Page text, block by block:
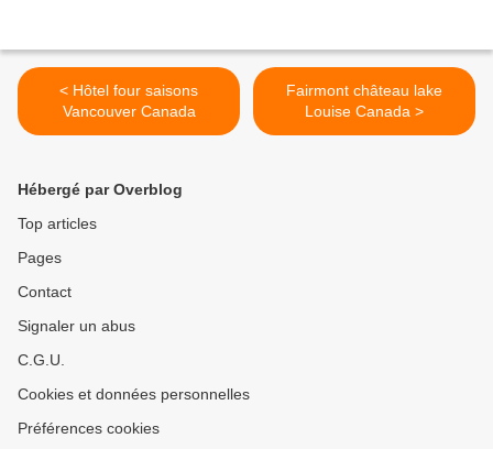
< Hôtel four saisons
Vancouver Canada
Fairmont château lake
Louise Canada >
Hébergé par Overblog
Top articles
Pages
Contact
Signaler un abus
C.G.U.
Cookies et données personnelles
Préférences cookies